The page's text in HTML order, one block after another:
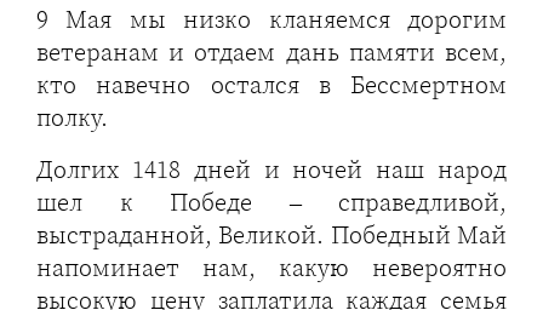
9 Мая мы низко кланяемся дорогим
ветеранам и отдаем дань памяти всем,
кто навечно остался в Бессмертном
полку.
Долгих 1418 дней и ночей наш народ
шел к Победе – справедливой,
выстраданной, Великой. Победный Май
напоминает нам, какую невероятно
высокую цену заплатила каждая семья